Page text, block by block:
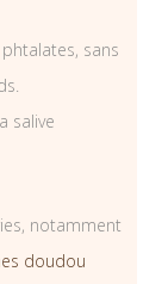
phtalates, sans
salive
notamment
doudou